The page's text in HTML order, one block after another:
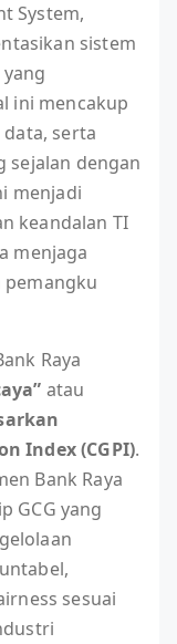
System,
sistem
ini mencakup
serta
sejalan dengan
menjadi
keandalan TI
menjaga
pemangku
Raya
atau
Index (CGPI).
Bank Raya
GCG yang
sesuai